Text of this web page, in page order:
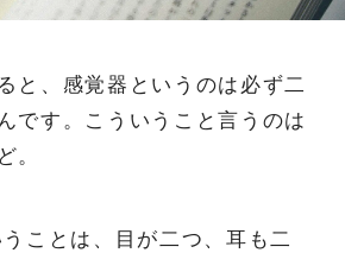
と、感覚器というのは必ず二
です。こういうこと言うのは
。
ことは、目が二つ、耳も二